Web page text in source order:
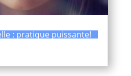
: pratique puissante!